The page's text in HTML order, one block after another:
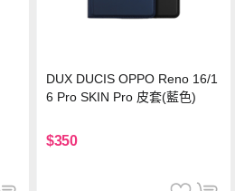
DUX DUCIS OPPO Reno 16/1
6 Pro SKIN Pro 皮套(藍色)
$350